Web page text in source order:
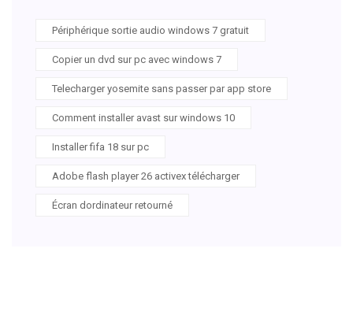
Périphérique sortie audio windows 7 gratuit
Copier un dvd sur pc avec windows 7
Telecharger yosemite sans passer par app store
Comment installer avast sur windows 10
Installer fifa 18 sur pc
Adobe flash player 26 activex télécharger
Écran dordinateur retourné